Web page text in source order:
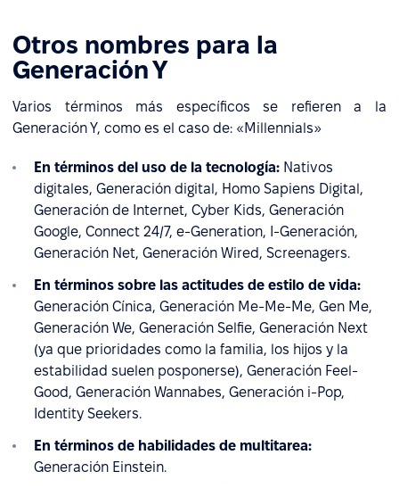
Otros nombres para la
Generación Y
Varios términos más específicos se refieren a la
Generación Y, como es el caso de: «Millennials»
En términos del uso de la tecnología: Nativos
digitales, Generación digital, Homo Sapiens Digital,
Generación de Internet, Cyber Kids, Generación
Google, Connect 24/7, e-Generation, I-Generación,
Generación Net, Generación Wired, Screenagers.
En términos sobre las actitudes de estilo de vida:
Generación Cínica, Generación Me-Me-Me, Gen Me,
Generación We, Generación Selfie, Generación Next
(ya que prioridades como la familia, los hijos y la
estabilidad suelen posponerse), Generación Feel-
Good, Generación Wannabes, Generación i-Pop,
Identity Seekers.
En términos de habilidades de multitarea:
Generación Einstein.